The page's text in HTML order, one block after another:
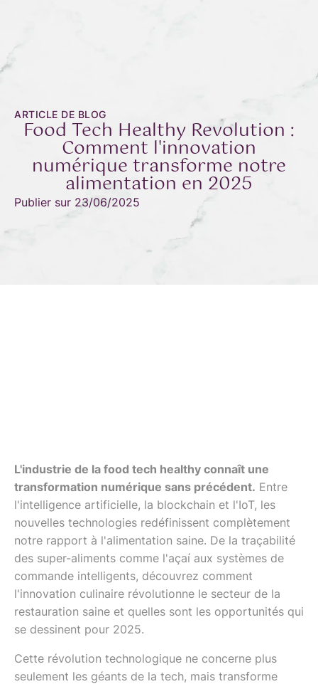
ARTICLE DE BLOG
Food Tech Healthy Revolution :
Comment l'innovation
numérique transforme notre
alimentation en 2025
Publier sur 23/06/2025
L'industrie de la food tech healthy connaît une
transformation numérique sans précédent. Entre
l'intelligence artificielle, la blockchain et l'IoT, les
nouvelles technologies redéfinissent complètement
notre rapport à l'alimentation saine. De la traçabilité
des super-aliments comme l'açaí aux systèmes de
commande intelligents, découvrez comment
l'innovation culinaire révolutionne le secteur de la
restauration saine et quelles sont les opportunités qui
se dessinent pour 2025.
Cette révolution technologique ne concerne plus
seulement les géants de la tech, mais transforme